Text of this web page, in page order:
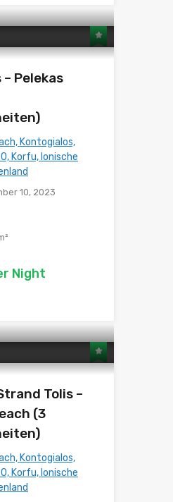
Pelekas
Kontogialos,
Korfu, Ionische
10, 2023
Night
Tolis –
(3
Kontogialos,
Korfu, Ionische